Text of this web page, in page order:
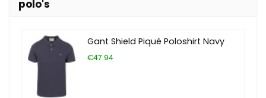
polo's
Gant Shield Piqué Poloshirt Navy
€47.94